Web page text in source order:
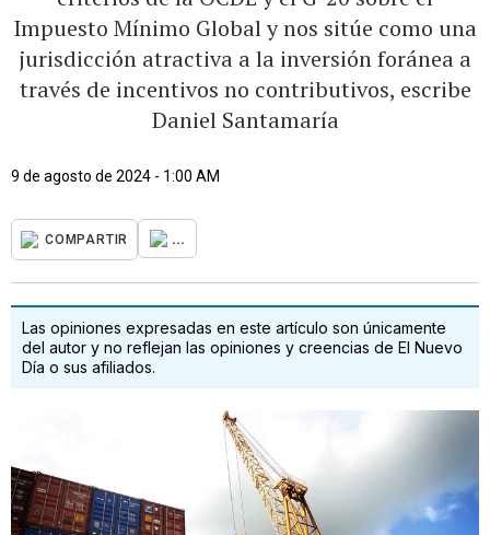
Impuesto Mínimo Global y nos sitúe como una
jurisdicción atractiva a la inversión foránea a
través de incentivos no contributivos, escribe
Daniel Santamaría
9 de agosto de 2024 - 1:00 AM
COMPARTIR ...
Las opiniones expresadas en este artículo son únicamente
del autor y no reflejan las opiniones y creencias de El Nuevo
Día o sus afiliados.